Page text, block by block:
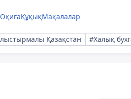
ОқиғаҚұқықМақалалар
Қазақстан #Халық